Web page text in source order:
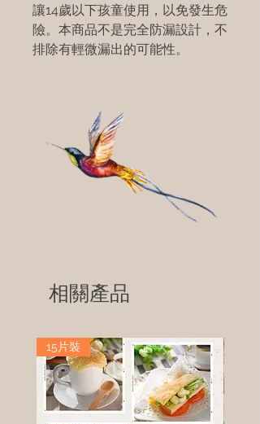
讓14歲以下孩童使用，以免發生危
險。本商品不是完全防漏設計，不
排除有輕微漏出的可能性。
相關產品
15片裝